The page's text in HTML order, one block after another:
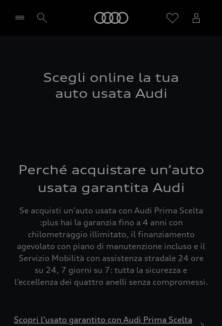
Scegli online la tua
auto usata Audi
Perché acquistare un’auto
usata garantita Audi
Se acquisti un’auto usata con Audi Prima Scelta
:plus hai la garanzia fino a 4 anni con
chilometraggio illimitato, il finanziamento
agevolato con piano di manutenzione incluso e il
Servizio Mobilità con assistenza stradale 24 ore
su 24, 7 giorni su 7: tutta la sicurezza e
l’eccellenza dei quattro anelli senza compromessi.
Scopri l’usato garantito con Audi Prima Scelta